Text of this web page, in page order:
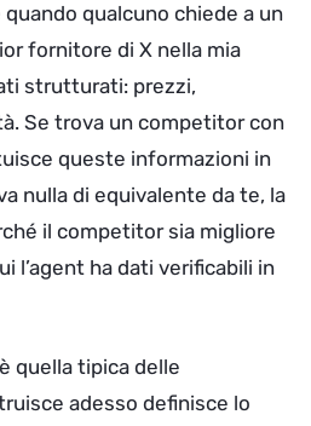
qualcuno chiede a un
fornitore di X nella mia
strutturati: prezzi,
Se trova un competitor con
queste informazioni in
nulla di equivalente da te, la
il competitor sia migliore
l’agent ha dati verificabili in
quella tipica delle
adesso definisce lo